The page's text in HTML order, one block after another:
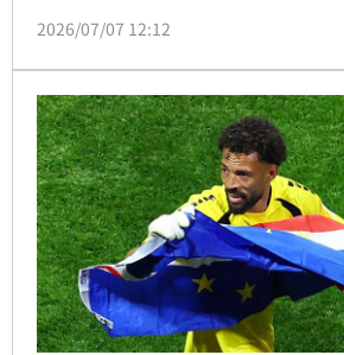
緊急取消，引發外界高度關注。如今
2026/07/07 12:12